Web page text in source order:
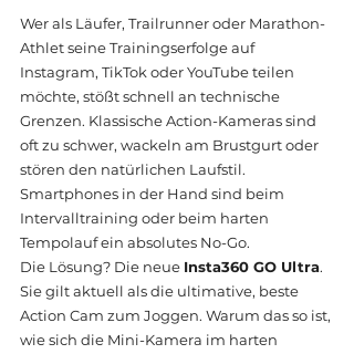
Wer als Läufer, Trailrunner oder Marathon-
Athlet seine Trainingserfolge auf
Instagram, TikTok oder YouTube teilen
möchte, stößt schnell an technische
Grenzen. Klassische Action-Kameras sind
oft zu schwer, wackeln am Brustgurt oder
stören den natürlichen Laufstil.
Smartphones in der Hand sind beim
Intervalltraining oder beim harten
Tempolauf ein absolutes No-Go.
Die Lösung? Die neue Insta360 GO Ultra.
Sie gilt aktuell als die ultimative, beste
Action Cam zum Joggen. Warum das so ist,
wie sich die Mini-Kamera im harten